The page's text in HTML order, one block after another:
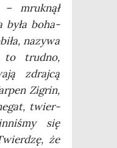
mruk­nął
była boha­
nazy­wa
to trud­no,
zdraj­cą
Zigrin,
twier­
się
że